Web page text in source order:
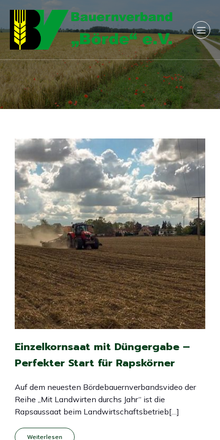
Einzelkornsaat mit Düngergabe –
Perfekter Start für Rapskörner
Auf dem neuesten Bördebauernverbandsvideo der
Reihe „Mit Landwirten durchs Jahr“ ist die
Rapsaussaat beim Landwirtschaftsbetrieb[…]
Weiterlesen